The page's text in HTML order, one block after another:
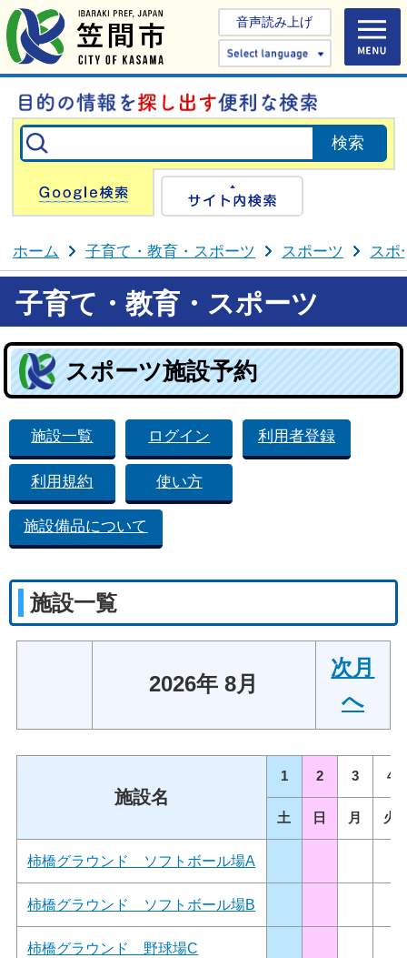
音声読み上げ
Select
Google検索
ホーム 子育て・教育・スポーツ スポーツ スポ
子育て・教育・スポーツ
スポーツ施設予約
施設一覧 ログイン 利用者登録
利用規約 使い方
施設備品について
施設一覧
2026年 8月
次月
へ
施設名
1 2 3 4
土 日 月 火
柿橋グラウンド ソフトボール場A
柿橋グラウンド ソフトボール場B
柿橋グラウンド 野球場C